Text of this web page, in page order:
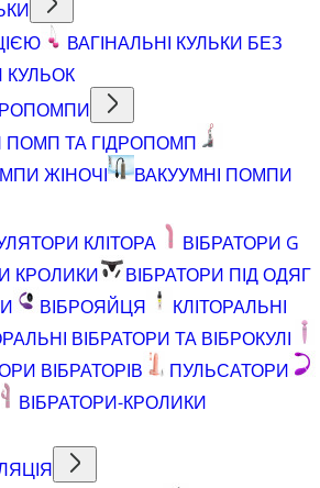
ВАГІНАЛЬНІ КУЛЬКИ БЕЗ
ТА ГІДРОПОМП
ЖІНОЧІ
ВАКУУМНІ ПОМПИ
КЛІТОРА
ВІБРАТОРИ G
КРОЛИКИ
ВІБРАТОРИ ПІД ОДЯГ
ВІБРОЯЙЦЯ
КЛІТОРАЛЬНІ
ВІБРАТОРИ ТА ВІБРОКУЛІ
ВІБРАТОРІВ
ПУЛЬСАТОРИ
ВІБРАТОРИ-КРОЛИКИ